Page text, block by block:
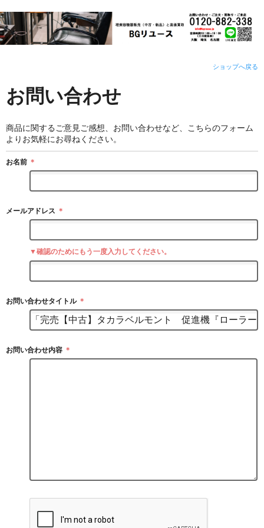
ショップへ戻る
お問い合わせ
商品に関するご意見ご感想、お問い合わせなど、こちらのフォーム
よりお気軽にお尋ねください。
お名前 ＊
メールアドレス ＊
▼確認のためにもう一度入力してください。
お問い合わせタイトル ＊
お問い合わせ内容 ＊